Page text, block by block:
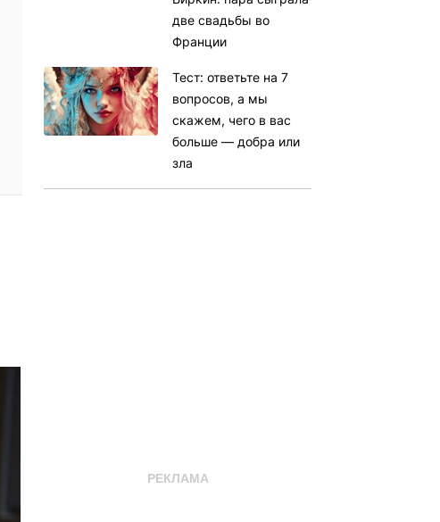
две свадьбы во
Франции
Тест: ответьте на 7
вопросов, а мы
скажем, чего в вас
больше — добра или
зла